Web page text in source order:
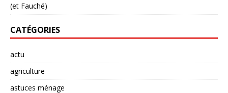
(et Fauché)
CATÉGORIES
actu
agriculture
astuces ménage